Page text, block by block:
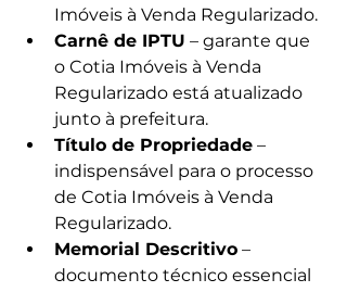
Imóveis à Venda Regularizado.
Carnê de IPTU – garante que
o Cotia Imóveis à Venda
Regularizado está atualizado
junto à prefeitura.
Título de Propriedade –
indispensável para o processo
de Cotia Imóveis à Venda
Regularizado.
Memorial Descritivo –
documento técnico essencial